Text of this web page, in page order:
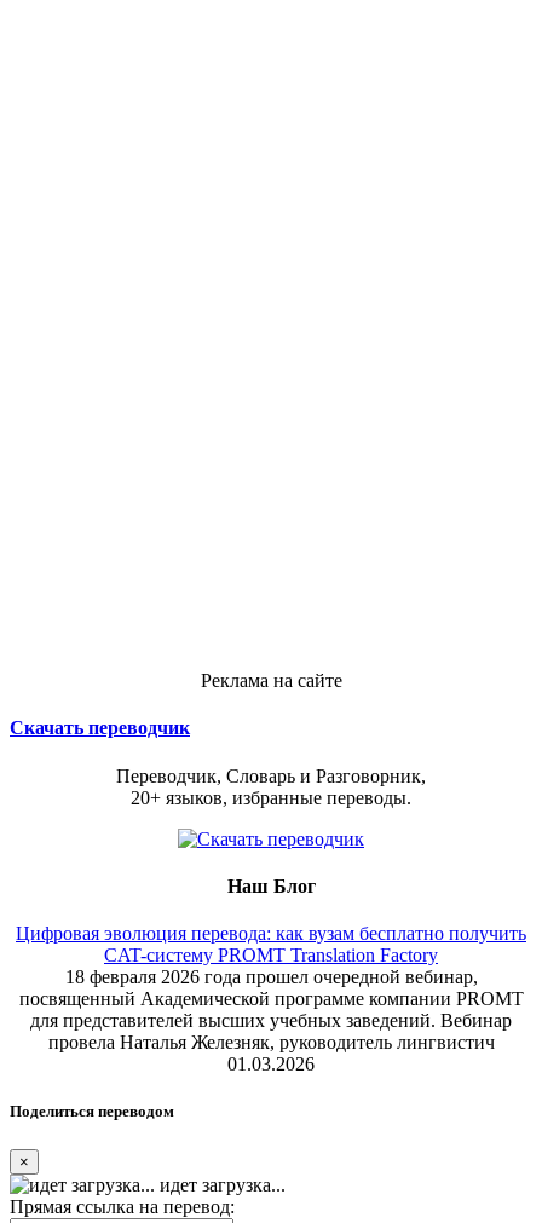
Реклама на сайте
Скачать переводчик
Переводчик, Словарь и Разговорник,
20+ языков, избранные переводы.
Наш Блог
Цифровая эволюция перевода: как вузам бесплатно получить
CAT-систему PROMT Translation Factory
18 февраля 2026 года прошел очередной вебинар,
посвященный Академической программе компании PROMT
для представителей высших учебных заведений. Вебинар
провела Наталья Железняк, руководитель лингвистич
01.03.2026
Поделиться переводом
×
идет загрузка...
Прямая ссылка на перевод: